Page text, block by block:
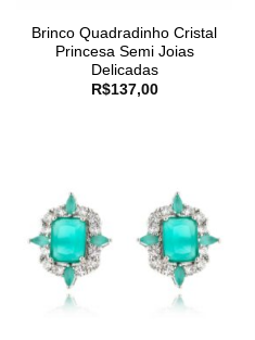
Brinco Quadradinho Cristal
Princesa Semi Joias
Delicadas
R$137,00